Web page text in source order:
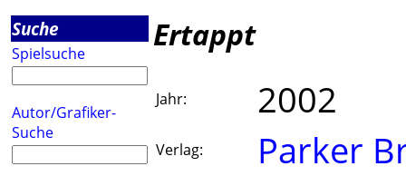
Suche
Spielsuche
Autor/Grafiker-
Suche
Ertappt
Jahr: 2002
Verlag: Parker